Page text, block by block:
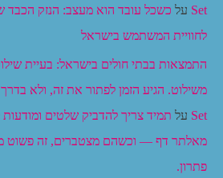
Set על כשכל עובד הוא מעצב: הנזק הכבד
לחוויית המשתמש בישראל
התמצאות בבתי חולים בישראל: בעיית
Set על תמיד צריך להדביק שלטים ומודעות
מאלתר דף — וכשהם מצטברים, זה פשוט
פתרון.